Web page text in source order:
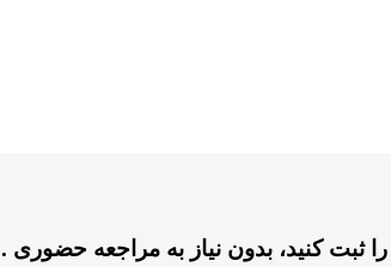
کنید، بدون نیاز به مراجعه حضوری .